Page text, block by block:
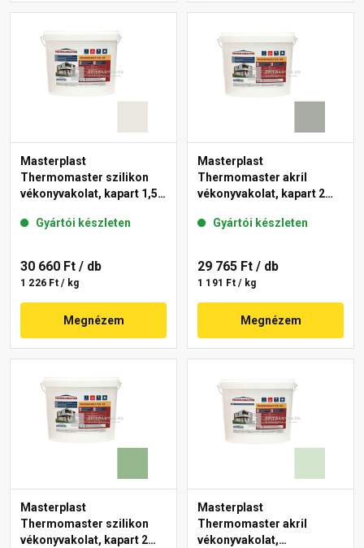
Masterplast
Thermomaster szilikon
vékonyvakolat, kapart 1,5
Gyártói készleten
30 660 Ft / db
1 226 Ft / kg
Megnézem
Masterplast
Thermomaster akril
vékonyvakolat, kapart 2
Gyártói készleten
29 765 Ft / db
1 191 Ft / kg
Megnézem
Masterplast
Thermomaster szilikon
vékonyvakolat, kapart 2
Masterplast
Thermomaster akril
vékonyvakolat,